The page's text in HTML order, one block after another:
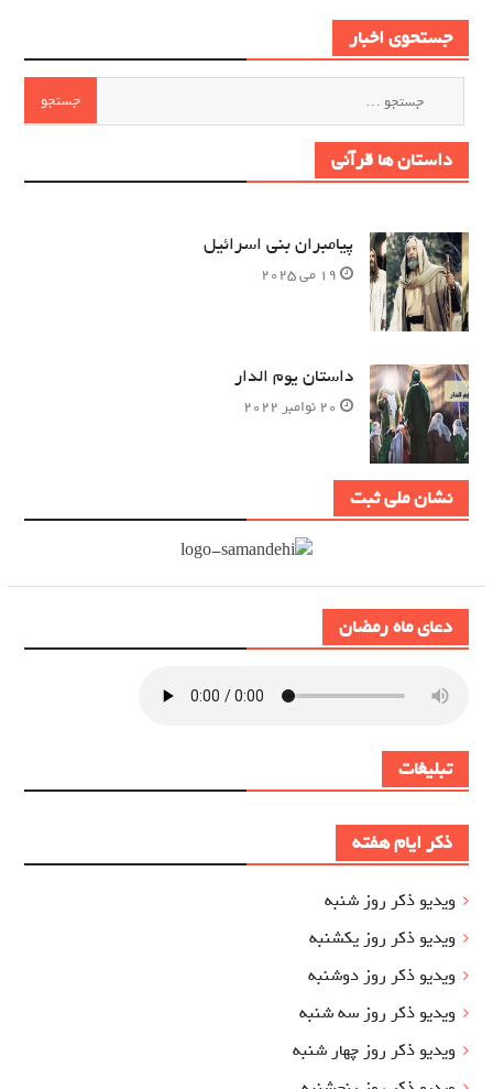
دعای ماه رمضان
تبلیغات
ذکر ایام هفته
ویدیو ذکر روز شنبه
ویدیو ذکر روز یکشنبه
ویدیو ذکر روز دوشنبه
ویدیو ذکر روز سه شنبه
ویدیو ذکر روز چهار شنبه
جستحوی اخبار
داستان ها قرآنی
پیامبران بنی اسرائیل
19 می 2025
داستان یوم الدار
20 نوامبر 2022
نشان ملی ثبت